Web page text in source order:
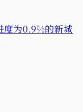
为0.9%的新城